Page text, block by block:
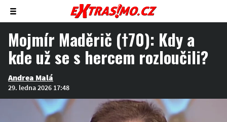
Zobrazit/skrýt
menu
Mojmír Maděrič (†70): Kdy a
kde už se s hercem rozloučili?
Andrea Malá
29. ledna 2026 17:48